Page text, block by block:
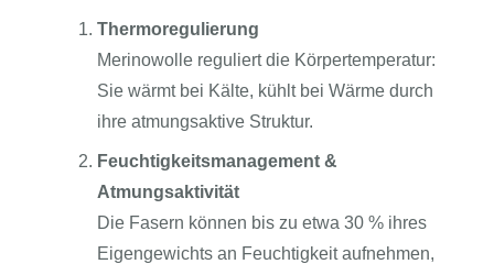
Thermoregulierung
Merinowolle reguliert die Körpertemperatur:
Sie wärmt bei Kälte, kühlt bei Wärme durch
ihre atmungsaktive Struktur.
Feuchtigkeitsmanagement &
Atmungsaktivität
Die Fasern können bis zu etwa 30 % ihres
Eigengewichts an Feuchtigkeit aufnehmen,